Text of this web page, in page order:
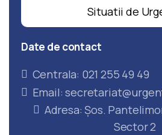
Situatii de
Date de contact
Centrala: 021 255 49 49
Email:
Adresa: Șos.
Sector 2